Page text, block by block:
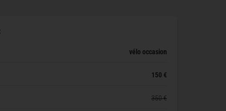
vélo occasion
150 €
350 €